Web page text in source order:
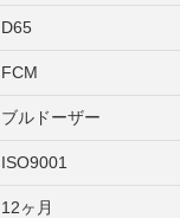
D65
FCM
ブルドーザー
ISO9001
12ヶ月